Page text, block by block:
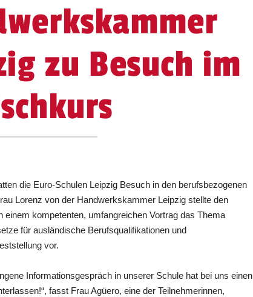
zu Besuch im
die Euro-Schulen Leipzig Besuch in den berufsbezogenen
Lorenz von der Handwerkskammer Leipzig stellte den
einem kompetenten, umfangreichen Vortrag das Thema
für ausländische Berufsqualifikationen und
vor.
Informationsgespräch in unserer Schule hat bei uns einen
fasst Frau Agüero, eine der Teilnehmerinnen,